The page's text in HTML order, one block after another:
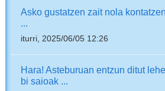
Asko gustatzen zait nola
...
iturri, 2025/06/05 12:26
Hara! Asteburuan entzun ditut
bi saioak ...